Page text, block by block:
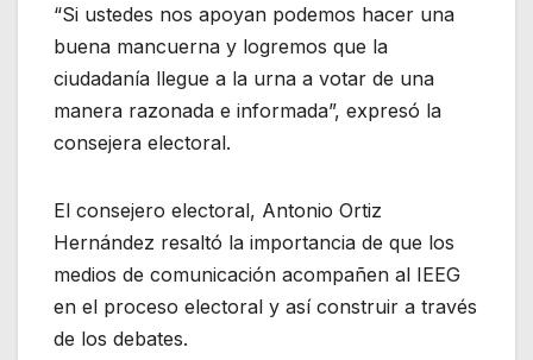
“Si ustedes nos apoyan podemos hacer una
buena mancuerna y logremos que la
ciudadanía llegue a la urna a votar de una
manera razonada e informada”, expresó la
consejera electoral.
El consejero electoral, Antonio Ortiz
Hernández resaltó la importancia de que los
medios de comunicación acompañen al IEEG
en el proceso electoral y así construir a través
de los debates.